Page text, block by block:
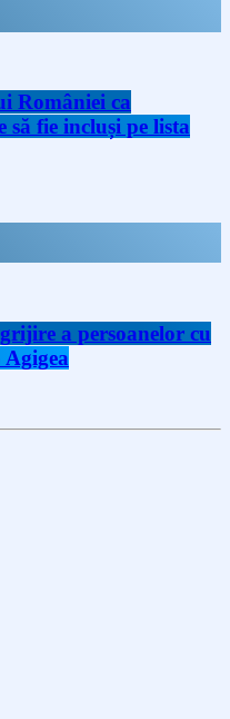
României ca
să fie incluși pe lista
a persoanelor cu